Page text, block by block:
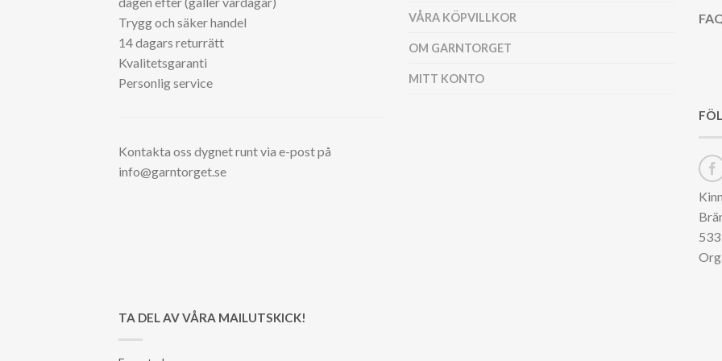
Trygg och säker handel
14 dagars returrätt
Kvalitetsgaranti
Personlig service
Kontakta oss dygnet runt via e-post på
info@garntorget.se
VÅRA KÖPVILLKOR
OM GARNTORGET
MITT KONTO
TA DEL AV VÅRA MAILUTSKICK!